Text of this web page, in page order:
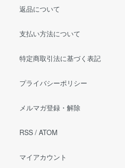
返品について
支払い方法について
特定商取引法に基づく表記
プライバシーポリシー
メルマガ登録・解除
RSS / ATOM
マイアカウント